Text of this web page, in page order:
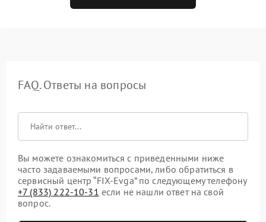
FAQ. Ответы на вопросы
Вы можете ознакомиться с приведенными ниже
часто задаваемыми вопросами, либо обратиться в
сервисный центр “FIX-Evga” по следующему телефону
+7 (833) 222-10-31 если не нашли ответ на свой
вопрос.